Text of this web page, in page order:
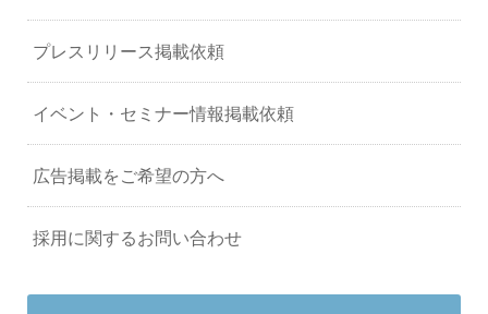
プレスリリース掲載依頼
イベント・セミナー情報掲載依頼
広告掲載をご希望の方へ
採用に関するお問い合わせ